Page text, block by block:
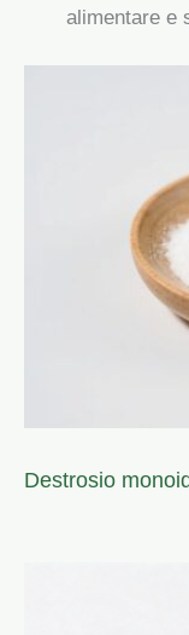
alimentare e
Destrosio